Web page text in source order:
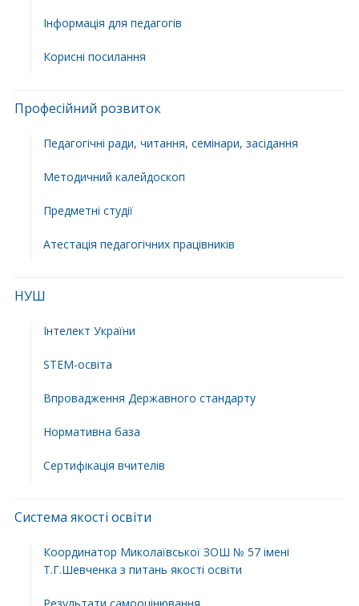
Інформація для педагогів
Корисні посилання
Професійний розвиток
Педагогічні ради, читання, семінари, засідання
Методичний калейдоскоп
Предметні студії
Атестація педагогічних працівників
НУШ
Інтелект України
STEM-освіта
Впровадження Державного стандарту
Нормативна база
Сертифікація вчителів
Система якості освіти
Координатор Миколаївської ЗОШ № 57 імені
Т.Г.Шевченка з питань якості освіти